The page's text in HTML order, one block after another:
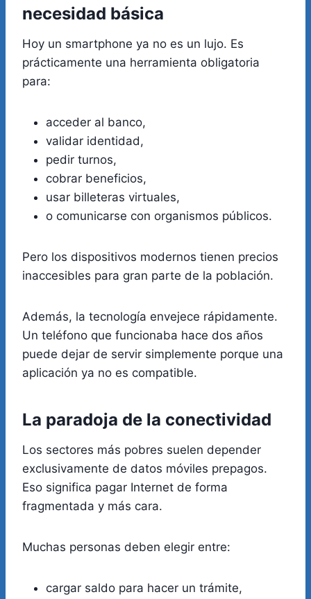
necesidad básica
Hoy un smartphone ya no es un lujo. Es
prácticamente una herramienta obligatoria
para:
acceder al banco,
validar identidad,
pedir turnos,
cobrar beneficios,
usar billeteras virtuales,
o comunicarse con organismos públicos.
Pero los dispositivos modernos tienen precios
inaccesibles para gran parte de la población.
Además, la tecnología envejece rápidamente.
Un teléfono que funcionaba hace dos años
puede dejar de servir simplemente porque una
aplicación ya no es compatible.
La paradoja de la conectividad
Los sectores más pobres suelen depender
exclusivamente de datos móviles prepagos.
Eso significa pagar Internet de forma
fragmentada y más cara.
Muchas personas deben elegir entre:
cargar saldo para hacer un trámite,